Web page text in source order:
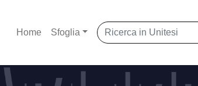
Home Sfoglia